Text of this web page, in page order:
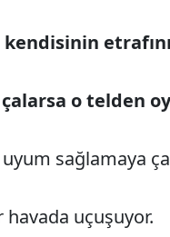
çalarsa o telden
uyum sağlamaya
havada uçuşuyor.